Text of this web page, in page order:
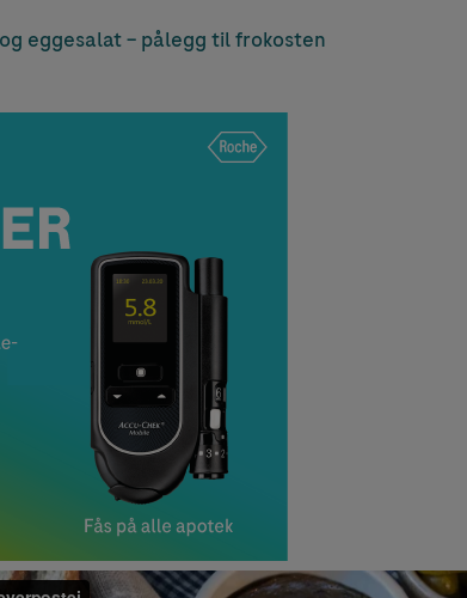
eggesalat – pålegg til frokosten